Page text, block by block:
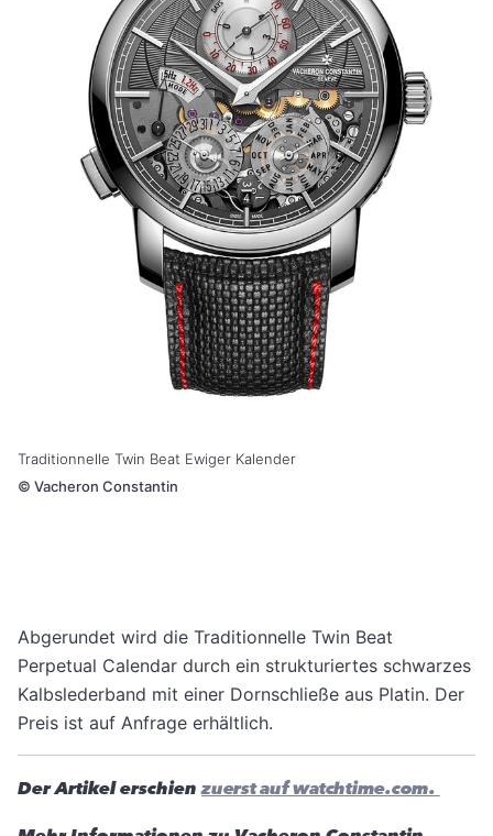
Traditionnelle Twin Beat Ewiger Kalender
© Vacheron Constantin
Abgerundet wird die Traditionnelle Twin Beat
Perpetual Calendar durch ein strukturiertes schwarzes
Kalbslederband mit einer Dornschließe aus Platin. Der
Preis ist auf Anfrage erhältlich.
Der Artikel erschienzuerst auf watchtime.com.